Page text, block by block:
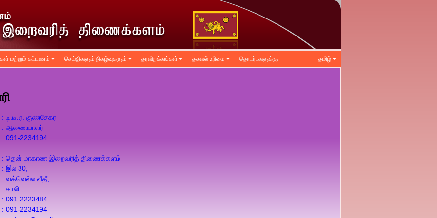
மற்றும் கட்டணம் செய்திகளும் நிகழ்வுகளும் தரவிறக்கங்கள் தகவல் உரிமை தொடர்புகளுக்கு தமிழ்
: டி.டீ.ஏ. குணசேகர
: ஆணையாளர்
: 091-2234194
:
: தென் மாகாண இறைவரித் திணைக்களம்
: இல 30,
: வக்வெல்ல வீதீ,
: காலி.
: 091-2223484
: 091-2234194